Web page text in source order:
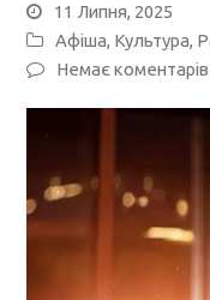
11 Липня, 2025
Афіша, Культура,
Немає коментарів